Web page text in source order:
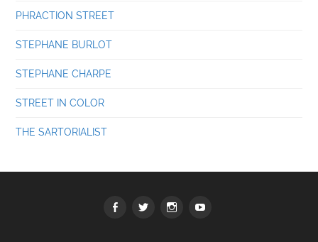
PHRACTION STREET
STEPHANE BURLOT
STEPHANE CHARPE
STREET IN COLOR
THE SARTORIALIST
FacebookTwitter Instagramyoutube